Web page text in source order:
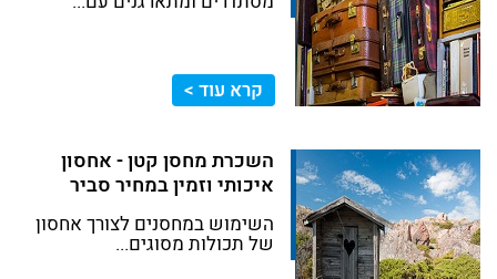
קרא עוד >
השכרת מחסן קטן - אחסון
איכותי וזמין במחיר סביר
השימוש במחסנים לצורך אחסון
של תכולות מסוגים...